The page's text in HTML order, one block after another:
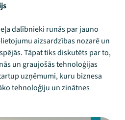
dalībnieki runās par jauno
aizsardzības nozarē un
Tāpat tiks diskutēts par to,
un graujošās tehnoloģijas
uzņēmumi, kuru biznesa
tehnoloģiju un zinātnes